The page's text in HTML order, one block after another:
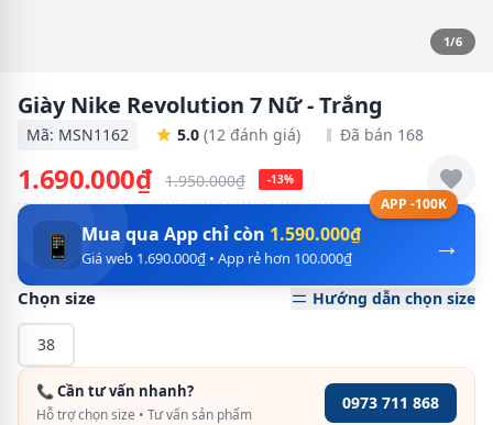
1/6
Giày Nike Revolution 7 Nữ - Trắng
Mã: MSN1162 5.0 (12 đánh giá) Đã bán 168
1.690.000₫ 1.950.000₫ -13%
APP -100K
→
📱 Mua qua App chỉ còn 1.590.000₫
Giá web 1.690.000₫ • App rẻ hơn 100.000₫
Chọn size Hướng dẫn chọn size
38
📞 Cần tư vấn nhanh?
Hỗ trợ chọn size • Tư vấn sản phẩm
0973 711 868